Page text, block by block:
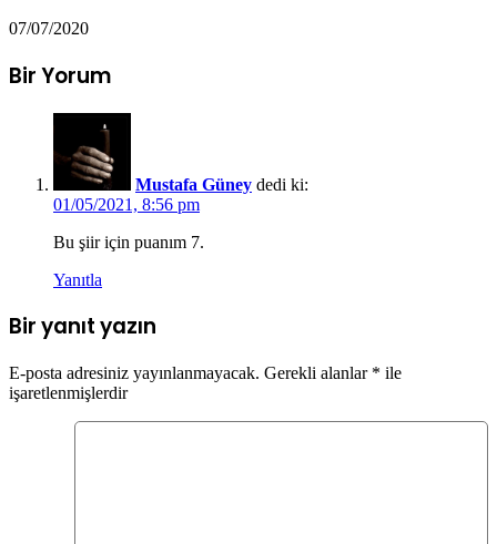
07/07/2020
Bir Yorum
Mustafa Güney dedi ki:
01/05/2021, 8:56 pm
Bu şiir için puanım 7.
Yanıtla
Bir yanıt yazın
E-posta adresiniz yayınlanmayacak. Gerekli alanlar * ile
işaretlenmişlerdir